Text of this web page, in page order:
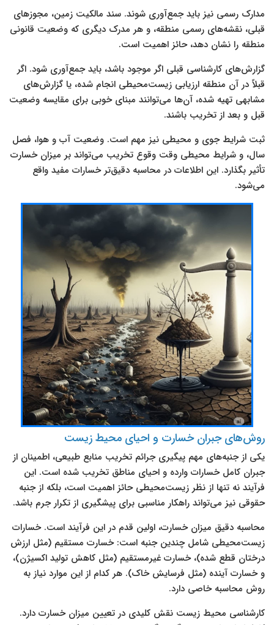
مدارک رسمی نیز باید جمع‌آوری شوند. سند مالکیت زمین، مجوزهای
قبلی، نقشه‌های رسمی منطقه، و هر مدرک دیگری که وضعیت قانونی
منطقه را نشان دهد، حائز اهمیت است.
گزارش‌های کارشناسی قبلی اگر موجود باشد، باید جمع‌آوری شود. اگر
قبلاً در آن منطقه ارزیابی زیست‌محیطی انجام شده، یا گزارش‌های
مشابهی تهیه شده، آن‌ها می‌توانند مبنای خوبی برای مقایسه وضعیت
قبل و بعد از تخریب باشند.
ثبت شرایط جوی و محیطی نیز مهم است. وضعیت آب و هوا، فصل
سال، و شرایط محیطی وقت وقوع تخریب می‌تواند بر میزان خسارت
تأثیر بگذارد. این اطلاعات در محاسبه دقیق‌تر خسارات مفید واقع
می‌شود.
روش‌های جبران خسارت و احیای محیط زیست
یکی از جنبه‌های مهم پیگیری جرائم تخریب منابع طبیعی، اطمینان از
جبران کامل خسارات وارده و احیای مناطق تخریب شده است. این
فرآیند نه تنها از نظر زیست‌محیطی حائز اهمیت است، بلکه از جنبه
حقوقی نیز می‌تواند راهکار مناسبی برای پیشگیری از تکرار جرم باشد.
محاسبه دقیق میزان خسارت، اولین قدم در این فرآیند است. خسارات
زیست‌محیطی شامل چندین جنبه است: خسارت مستقیم (مثل ارزش
درختان قطع شده)، خسارت غیرمستقیم (مثل کاهش تولید اکسیژن)،
و خسارت آینده (مثل فرسایش خاک). هر کدام از این موارد نیاز به
روش محاسبه خاصی دارد.
کارشناسی محیط زیست نقش کلیدی در تعیین میزان خسارت دارد.